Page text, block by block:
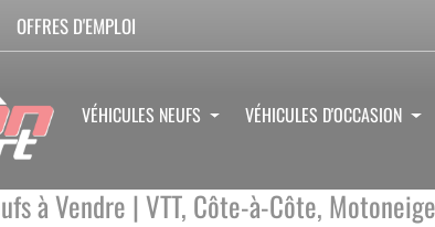
OFFRES D'EMPLOI
VÉHICULES NEUFS VÉHICULES D'OCCASION
à Vendre | VTT, Côte-à-Côte, Motoneige